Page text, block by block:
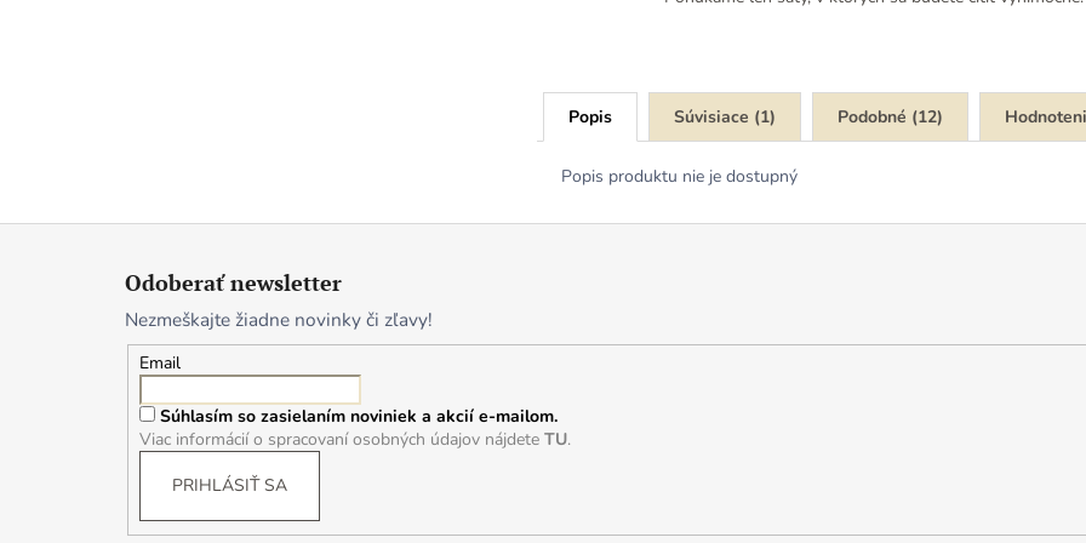
Popis Súvisiace (1) Podobné (12)
Popis produktu nie je dostupný
Odoberať newsletter
Nezmeškajte žiadne novinky či zľavy!
Email
Súhlasím so zasielaním noviniek a akcií e-mailom.
Viac informácií o spracovaní osobných údajov nájdete TU.
PRIHLÁSIŤ SA